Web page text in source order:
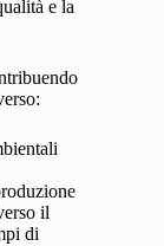
e la
il
di